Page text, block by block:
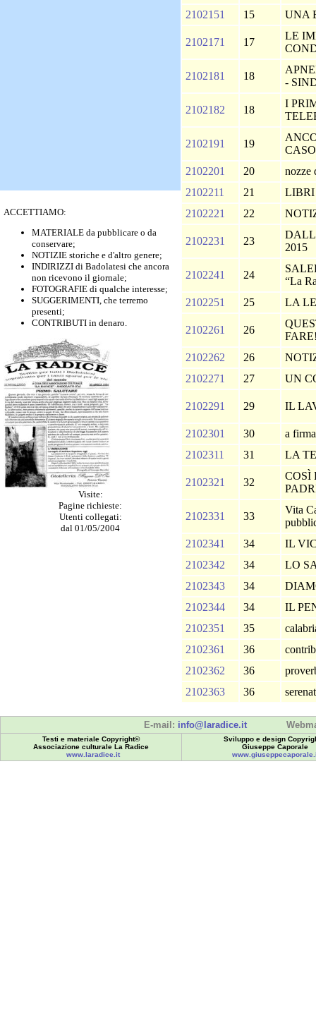
ACCETTIAMO:
MATERIALE da pubblicare o da
conservare;
NOTIZIE storiche e d'altro genere;
INDIRIZZI di Badolatesi che ancora
non ricevono il giornale;
FOTOGRAFIE di qualche interesse;
SUGGERIMENTI, che terremo
presenti;
CONTRIBUTI in denaro.
Visite:
Pagine richieste:
Utenti collegati:
dal 01/05/2004
2102151
15 UNA
2102171 17
LE
2102181 18
-
2102182 18
I
2102191 19
2102201
20
nozze
2102211
21
2102221
22
2102231 23
2015
2102241 24
“La
2102251
25 LA
2102261 26
2102262
26
2102271
27 UN
2102291 29 IL
2102301 30
a
2102311
31 LA
2102321 32
COSÌ
2102331 33
Vita
2102341
34
IL
2102342
34
LO
2102343
34
2102344
34
IL
2102351
35
2102361
36
2102362
36
2102363
36
E-mail: info@laradice.it
Testi e materiale Copyright©
Associazione culturale La Radice
www.laradice.it
Sviluppo e design
Giuseppe Caporale